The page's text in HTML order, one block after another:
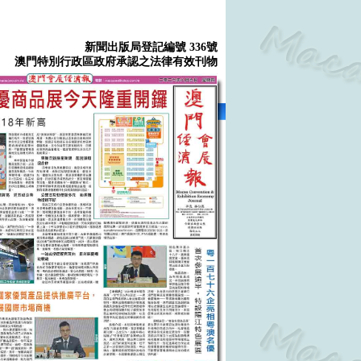
新聞出版局登記編號 336號
澳門特別行政區政府承認之法律有效刊物